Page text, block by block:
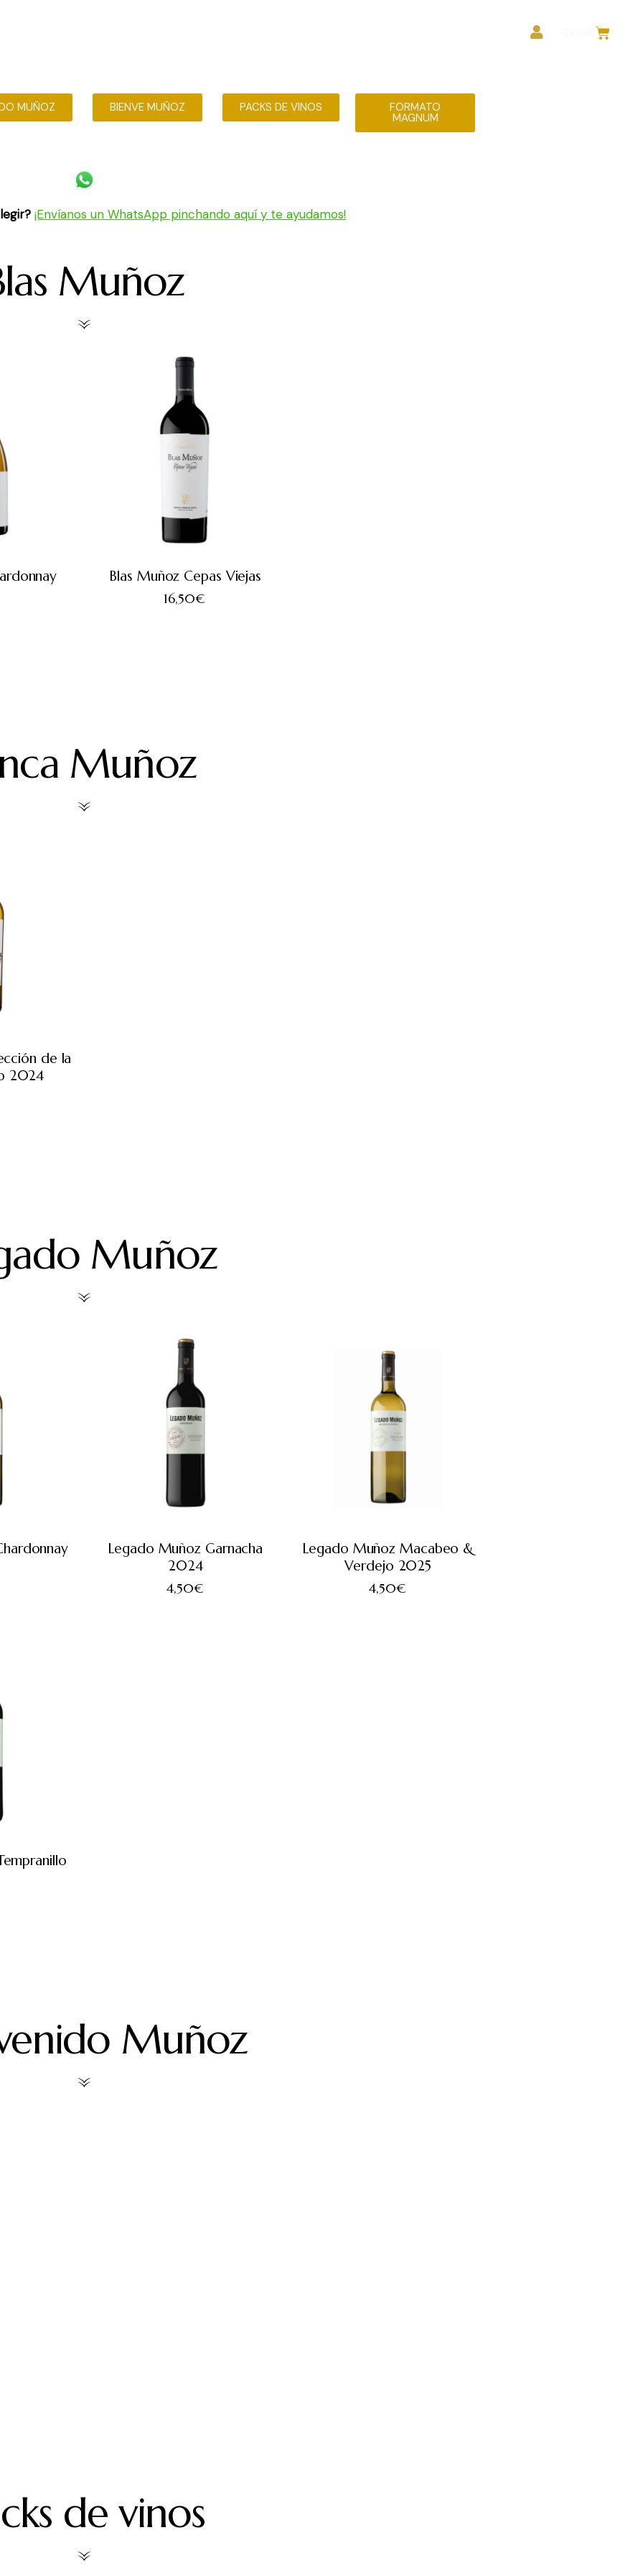
MUÑOZ BIENVE MUÑOZ PACKS DE VINOS FORMATO
MAGNUM
¡Envíanos un WhatsApp pinchando aquí y te ayudamos!
Muñoz
Blas Muñoz Cepas Viejas
16,50€
Muñoz
de la
2024
Muñoz
Legado Muñoz Garnacha
2024
4,50€
Legado Muñoz Macabeo &
Verdejo 2025
4,50€
Muñoz
de vinos